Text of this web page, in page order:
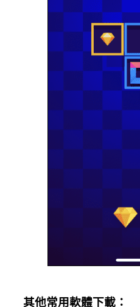
其他常用軟體下載：